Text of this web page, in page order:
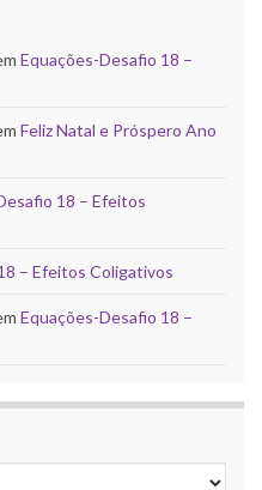
Equações-Desafio 18 –
Feliz Natal e Próspero Ano
18 – Efeitos
– Efeitos Coligativos
Equações-Desafio 18 –